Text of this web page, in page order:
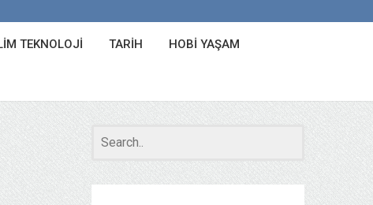
TEKNOLOJI TARIH HOBI YAŞAM